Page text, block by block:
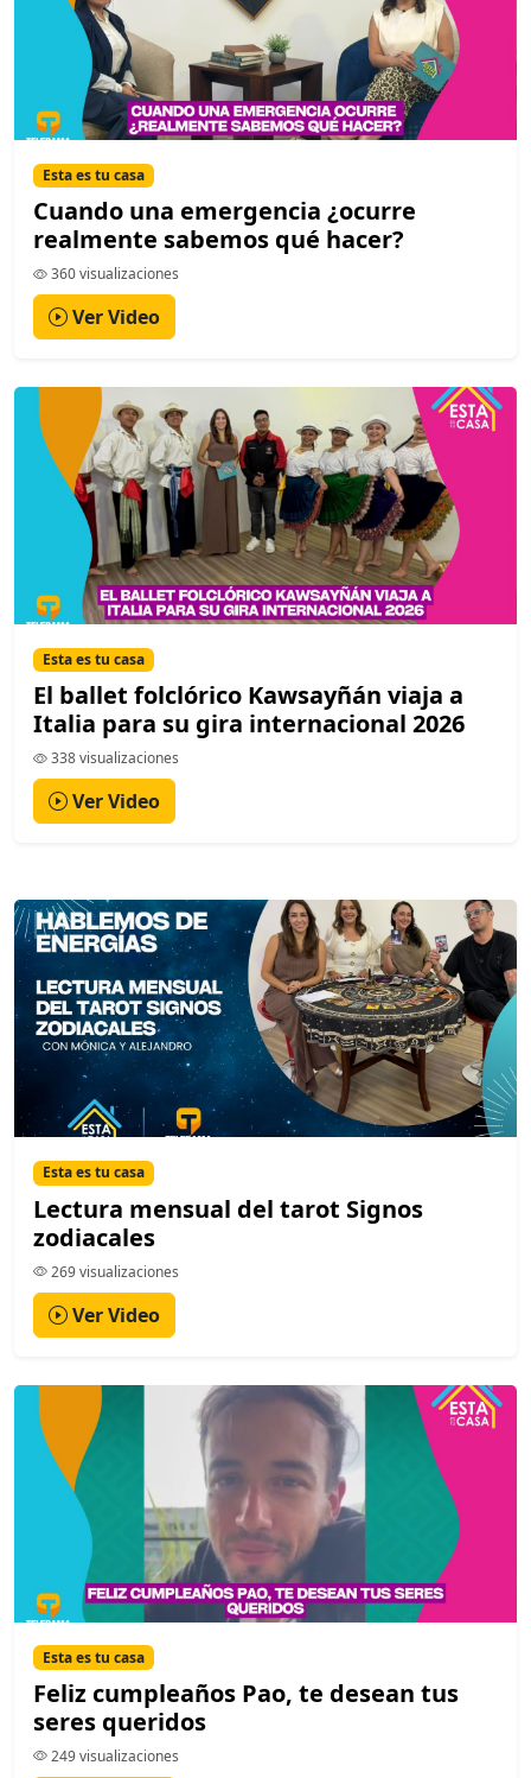
Esta es tu casa
Cuando una emergencia ¿ocurre
realmente sabemos qué hacer?
360 visualizaciones
Ver Video
Esta es tu casa
El ballet folclórico Kawsayñán viaja a
Italia para su gira internacional 2026
338 visualizaciones
Ver Video
Esta es tu casa
Lectura mensual del tarot Signos
zodiacales
269 visualizaciones
Ver Video
Esta es tu casa
Feliz cumpleaños Pao, te desean tus
seres queridos
249 visualizaciones